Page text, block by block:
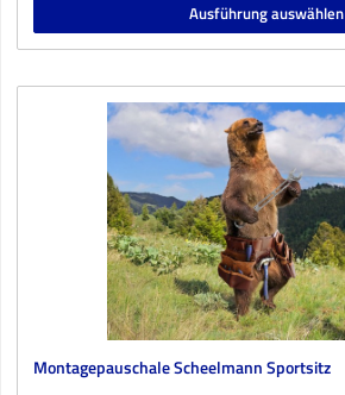
Ausführung auswählen
Montagepauschale Scheelmann Sportsitz